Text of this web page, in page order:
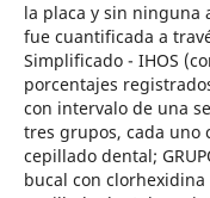
la placa y sin ninguna
fue cuantificada a
Simplificado - IHOS
porcentajes
con intervalo de una
tres grupos, cada uno
cepillado dental;
bucal con clorhexidina